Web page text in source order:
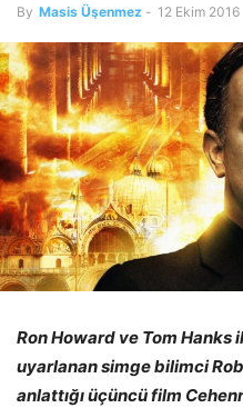
By Masis Üşenmez - 12 Ekim 2016
Ron Howard ve Tom Hanks
uyarlanan simge bilimci
anlattığı üçüncü film